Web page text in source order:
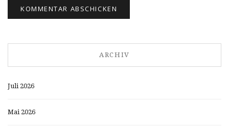
ARCHIV
Juli 2026
Mai 2026